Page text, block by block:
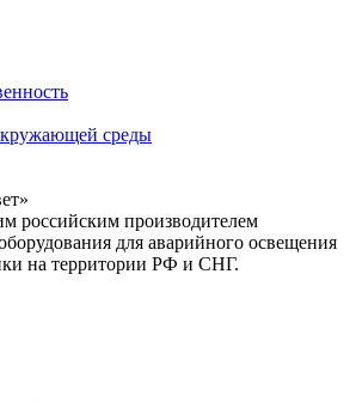
среды
российским производителем
для аварийного освещения
на территории РФ и СНГ.